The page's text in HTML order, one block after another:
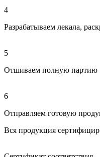
4
Разрабатываем лекала,
5
Отшиваем полную партию
6
Отправляем готовую
Вся продукция